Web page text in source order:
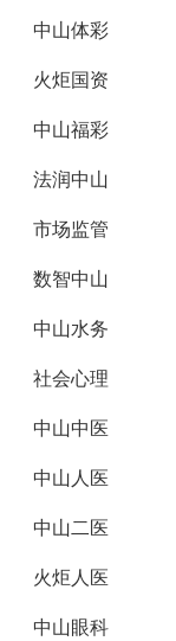
中山体彩
火炬国资
中山福彩
法润中山
市场监管
数智中山
中山水务
社会心理
中山中医
中山人医
中山二医
火炬人医
中山眼科